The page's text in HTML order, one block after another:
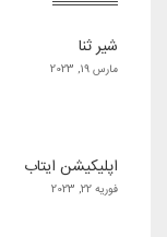
شیر ثنا
مارس 19, 2023
اپلیکیشن ایتاب
فوریه 22, 2023